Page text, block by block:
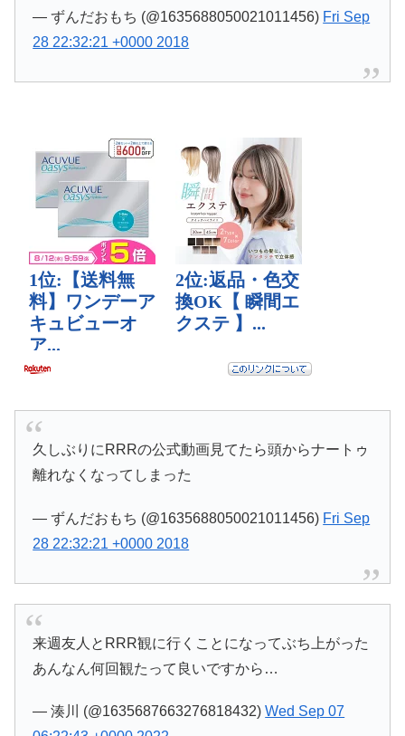
— ずんだおもち (@1635688050021011456) Fri Sep
28 22:32:21 +0000 2018
久しぶりにRRRの公式動画見てたら頭からナートゥ
離れなくなってしまった
— ずんだおもち (@1635688050021011456) Fri Sep
28 22:32:21 +0000 2018
来週友人とRRR観に行くことになってぶち上がった
あんなん何回観たって良いですから…
— 湊川 (@1635687663276818432)Wed Sep 07